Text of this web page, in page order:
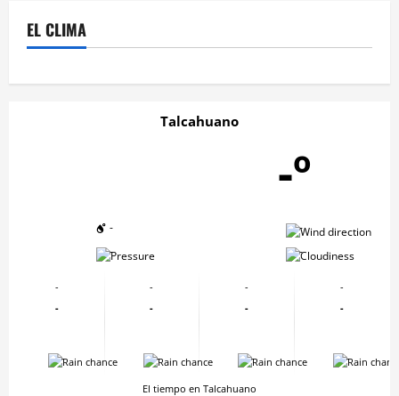
EL CLIMA
Talcahuano
-º
-
-
-
-
-
-
-
-
-
-
-
-
-
-
-
-
El tiempo en Talcahuano